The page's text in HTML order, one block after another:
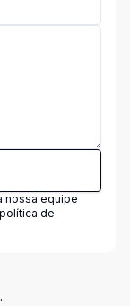
nossa equipe
política de